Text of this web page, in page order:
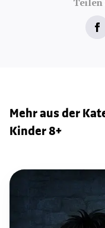
Mehr aus der
Kinder 8+